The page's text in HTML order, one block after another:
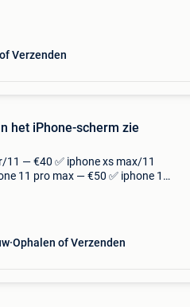
Verzenden
het iPhone-scherm zie
11 — €40 ✅ iphone xs max/11
11 pro max — €50 ✅ iphone 12
Ophalen of Verzenden